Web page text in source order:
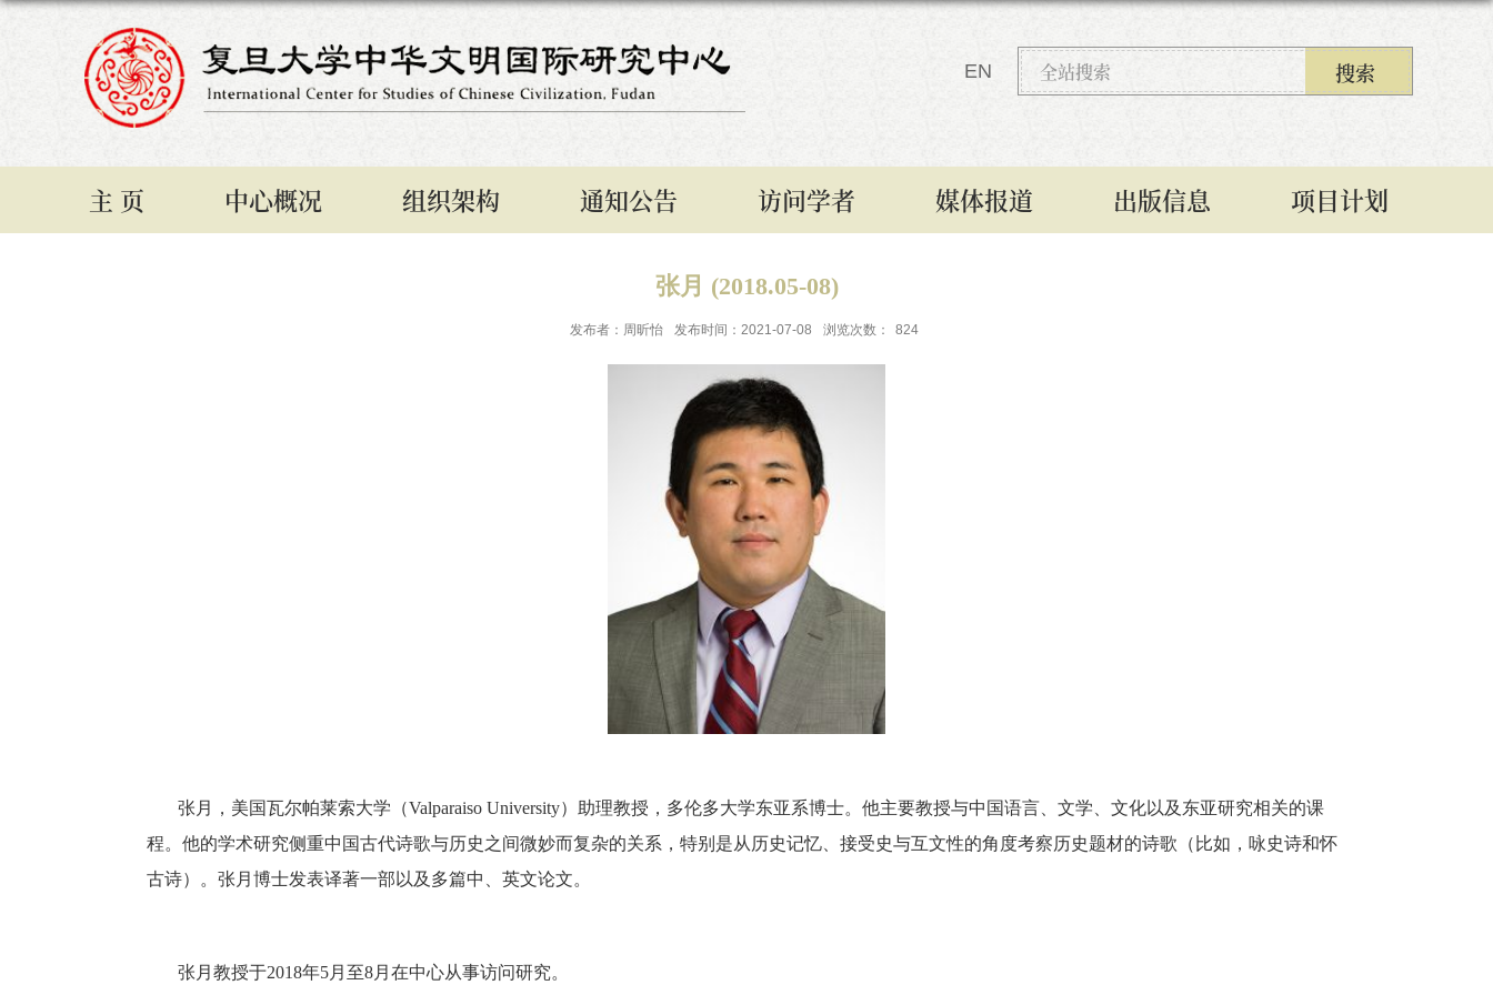
EN
主 页 中心概况 组织架构 通知公告 访问学者 媒体报道 出版信息 项目计划
张月 (2018.05-08)
发布者：周昕怡 发布时间：2021-07-08 浏览次数： 824
张月，美国瓦尔帕莱索大学 （Valparaiso University） 助理教授 ， 多伦多大学东亚系博士。 他主要教授与中国语言、 文学、 文化以及 东亚研究相关的课
程。 他的学术研究侧重中国古代诗歌与历史之间微妙而复杂的关系 ， 特别是从 历史记忆 接受史与互文性的角度考察历史题材的诗歌（ 比如 ，咏史诗和怀
古诗）。 张月 博士发表译著一部以及 多篇中、英文论文。
张月教授于2018年5月至8月 在中心从事访问研究。